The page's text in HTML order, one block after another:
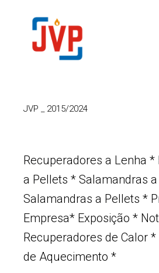
JVP 2015/2024
Recuperadores a Lenha *
a Pellets *Salamandras
Salamandras a Pellets *
Empresa* Exposição*
Recuperadores de Calor *
de Aquecimento *